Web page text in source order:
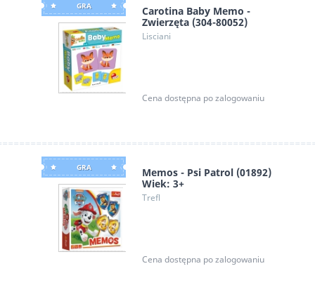
GRA
Carotina Baby Memo -
Zwierzęta (304-80052)
Lisciani
Cena dostępna po zalogowaniu
GRA
Memos - Psi Patrol (01892)
Wiek: 3+
Trefl
Cena dostępna po zalogowaniu